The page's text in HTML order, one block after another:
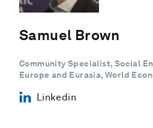
Samuel Brown
Community Specialist, Social
Europe and Eurasia, World
Linkedin